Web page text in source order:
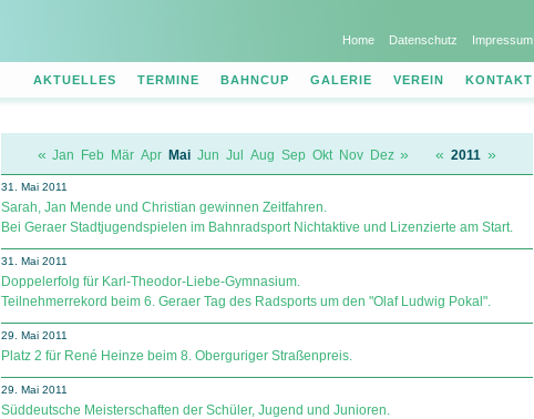
Home Datenschutz Impressum
AKTUELLES TERMINE BAHNCUP GALERIE VEREIN KONTAKT
« Jan Feb Mär Apr Mai Jun Jul Aug Sep Okt Nov Dez » « 2011 »
31. Mai 2011
Sarah, Jan Mende und Christian gewinnen Zeitfahren.
Bei Geraer Stadtjugendspielen im Bahnradsport Nichtaktive und Lizenzierte am Start.
31. Mai 2011
Doppelerfolg für Karl-Theodor-Liebe-Gymnasium.
Teilnehmerrekord beim 6. Geraer Tag des Radsports um den "Olaf Ludwig Pokal".
29. Mai 2011
Platz 2 für René Heinze beim 8. Oberguriger Straßenpreis.
29. Mai 2011
Süddeutsche Meisterschaften der Schüler, Jugend und Junioren.